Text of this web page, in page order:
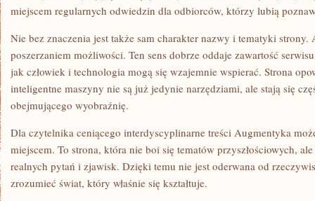
miejscem regularnych odwiedzin dla odbiorców, którzy lubią
Nie bez znaczenia jest także sam charakter nazwy i tematyki
poszerzaniem możliwości. Ten sens dobrze oddaje zawartość
jak człowiek i technologia mogą się wzajemnie wspierać. Strona
inteligentne maszyny nie są już jedynie narzędziami, ale stają się
obejmującego wyobraźnię.
Dla czytelnika ceniącego interdyscyplinarne treści Augmentyka
miejscem. To strona, która nie boi się tematów przyszłościowych,
realnych pytań i zjawisk. Dzięki temu nie jest oderwana od
zrozumieć świat, który właśnie się kształtuje.